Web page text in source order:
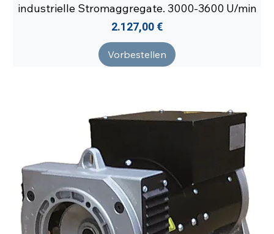
industrielle Stromaggregate. 3000-3600 U/min
Preis
2.127,00 €
Vorbestellen